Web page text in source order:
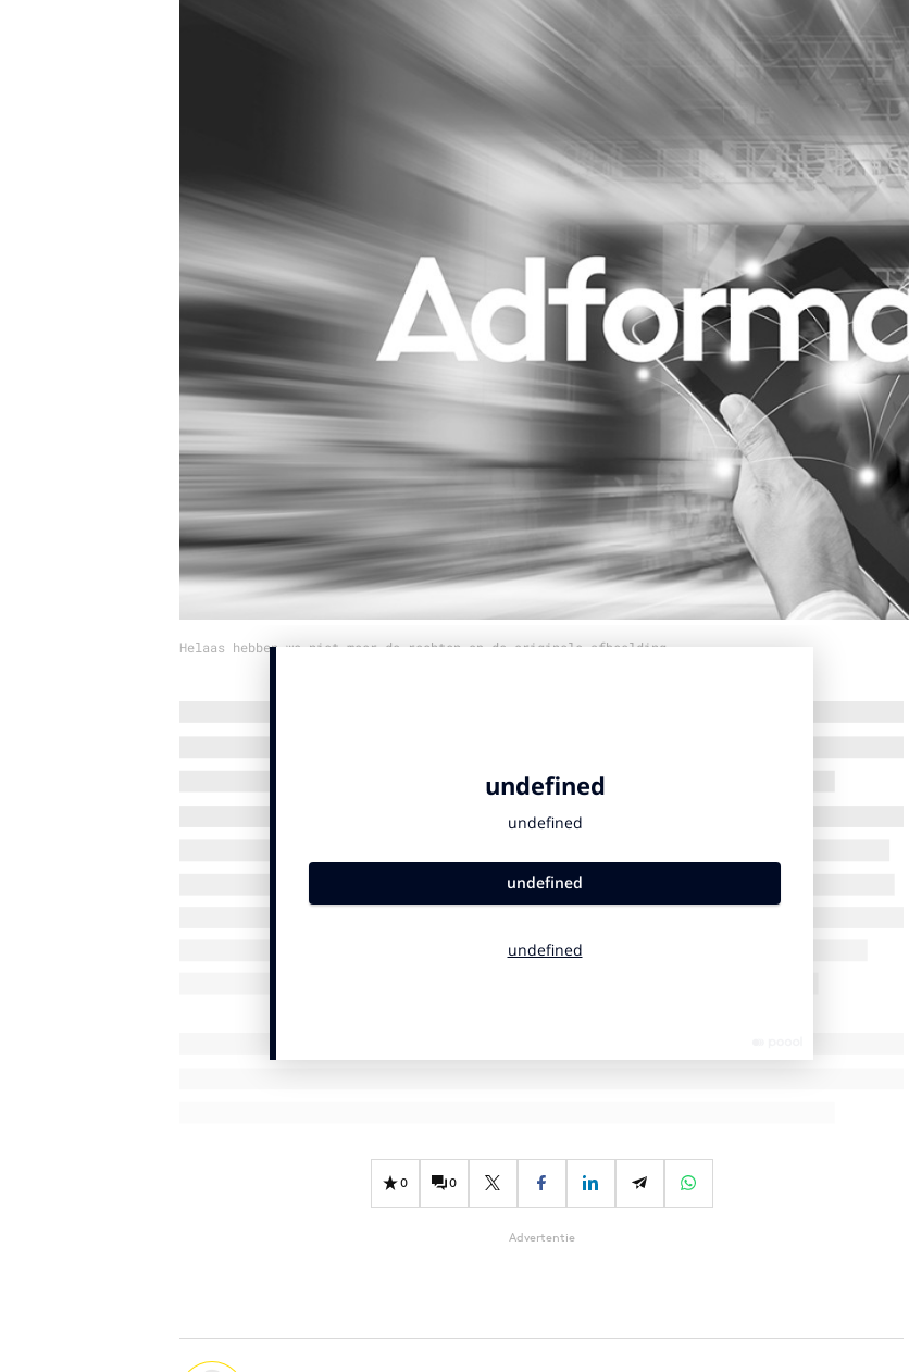
Influencer marketing
Interne communicatie
Purpose Marketing
Reputatie & crisis
Helaas hebben we niet meer de rechten op de originele afbeelding
0 0
Advertentie